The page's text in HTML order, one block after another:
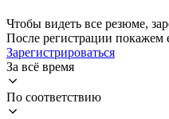
Чтобы видеть все резюме,
После регистрации покажем
Зарегистрироваться
За всё время
По соответствию